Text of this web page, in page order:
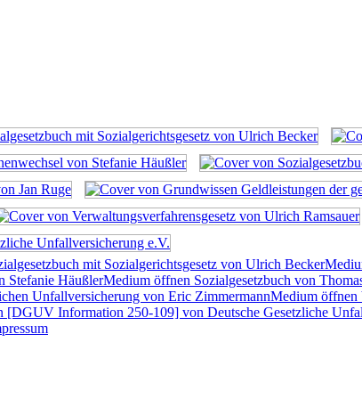
mit Sozialgerichtsgesetz von Ulrich Becker
Stefanie HäußlerMedium öffnen Sozialgesetzbuch von
Unfallversicherung von Eric ZimmermannMedium öffnen
[DGUV Information 250-109] von Deutsche Gesetzliche